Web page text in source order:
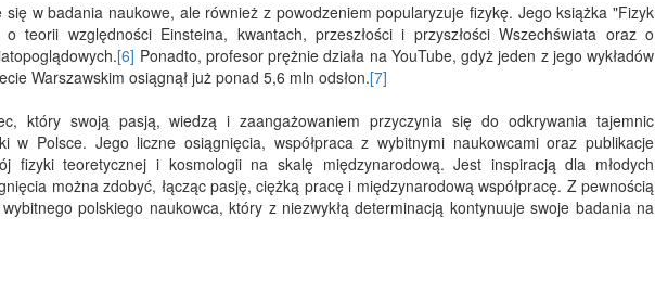
w badania naukowe, ale również z powodzeniem popularyzuje fizykę. Jego książka "Fizyk
teorii względności Einsteina, kwantach, przeszłości i przyszłości Wszechświata oraz o
[6] Ponadto, profesor prężnie działa na YouTube, gdyż jeden z jego wykładów
Warszawskim osiągnął już ponad 5,6 mln odsłon.[7]
który swoją pasją, wiedzą i zaangażowaniem przyczynia się do odkrywania tajemnic
w Polsce. Jego liczne osiągnięcia, współpraca z wybitnymi naukowcami oraz publikacje
fizyki teoretycznej i kosmologii na skalę międzynarodową. Jest inspiracją dla młodych
można zdobyć, łącząc pasję, ciężką pracę i międzynarodową współpracę. Z pewnością
polskiego naukowca, który z niezwykłą determinacją kontynuuje swoje badania na